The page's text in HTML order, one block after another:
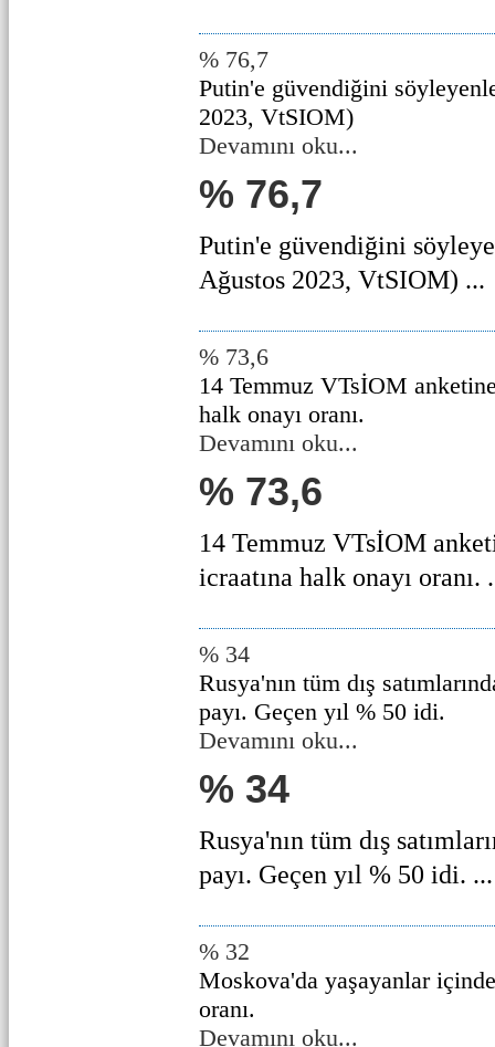
% 76,7
Putin'e güvendiğini
2023, VtSIOM)
Devamını oku...
% 76,7
Putin'e güvendiğini
Ağustos 2023, VtSIOM) ...
% 73,6
14 Temmuz VTsİOM
halk onayı oranı.
Devamını oku...
% 73,6
14 Temmuz VTsİOM
icraatına halk onayı oranı.
% 34
Rusya'nın tüm dış
payı. Geçen yıl % 50 idi.
Devamını oku...
% 34
Rusya'nın tüm dış
payı. Geçen yıl % 50 idi. ...
% 32
Moskova'da yaşayanlar
oranı.
Devamını oku...